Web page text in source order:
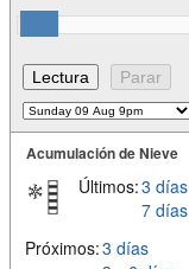
Acumulación de Nieve
Últimos:3 días
7 días
Próximos:3 días